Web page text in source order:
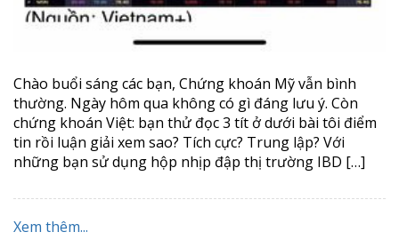
Chào buổi sáng các bạn, Chứng khoán Mỹ vẫn bình
thường. Ngày hôm qua không có gì đáng lưu ý. Còn
chứng khoán Việt: bạn thử đọc 3 tít ở dưới bài tôi điểm
tin rồi luận giải xem sao? Tích cực? Trung lập? Với
những bạn sử dụng hộp nhịp đập thị trường IBD […]
Xem thêm...